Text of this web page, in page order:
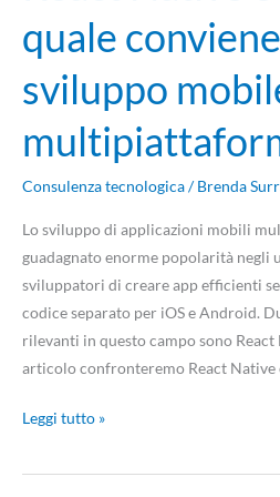
quale
sviluppo
Consulenza tecnologica/Brenda
Lo sviluppo di applicazioni mobili
guadagnato enorme popolarità negli
sviluppatori di creare app efficienti
codice separato per iOS e Android.
rilevanti in questo campo sono
articolo confronteremo React Native
Leggi tutto »